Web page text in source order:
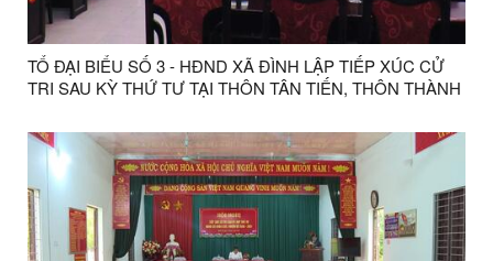
TỔ ĐẠI BIỂU SỐ 3 - HĐND XÃ ĐÌNH LẬP TIẾP XÚC CỬ
TRI SAU KỲ THỨ TƯ TẠI THÔN TÂN TIẾN, THÔN THÀNH